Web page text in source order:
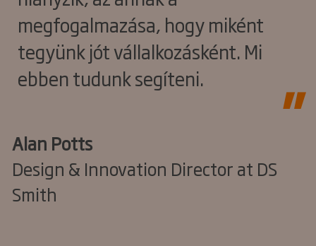
megfogalmazása, hogy miként
tegyünk jót vállalkozásként. Mi
ebben tudunk segíteni.
Alan Potts
Design & Innovation Director at DS
Smith